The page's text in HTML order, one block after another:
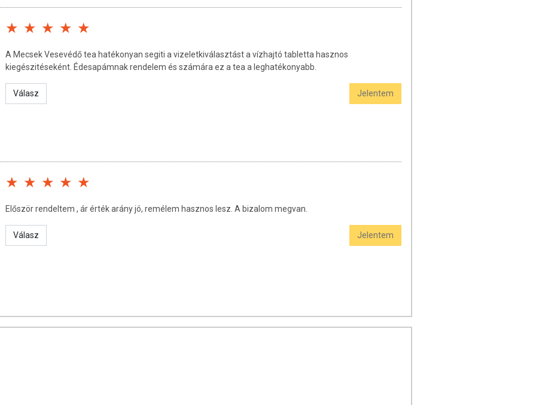
feltüntetett időpontig.
meg.
A Mecsek Vesevédő tea hatékonyan segiti a vizeletkiválasztást a vízhajtó tabletta hasznos
kiegészitéseként. Édesapámnak rendelem és számára ez a tea a leghatékonyabb.
Válasz Jelentem
Először rendeltem , ár érték arány jó, remélem hasznos lesz. A bizalom megvan.
Válasz Jelentem